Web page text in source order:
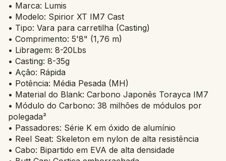
• Marca: Lumis
• Modelo: Spirior XT IM7 Cast
• Tipo: Vara para carretilha (Casting)
• Comprimento: 5'8" (1,76 m)
• Libragem: 8-20Lbs
• Casting: 8-35g
• Ação: Rápida
• Potência: Média Pesada (MH)
• Material do Blank: Carbono Japonês Torayca IM7
• Módulo do Carbono: 38 milhões de módulos por
polegada²
• Passadores: Série K em óxido de alumínio
• Reel Seat: Skeleton em nylon de alta resistência
• Cabo: Bipartido em EVA de alta densidade